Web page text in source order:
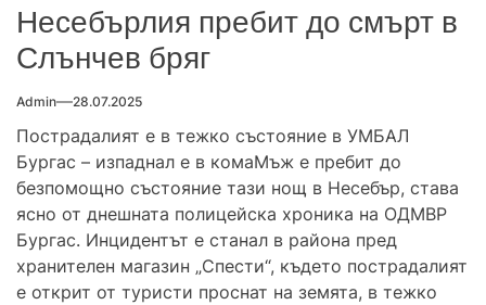
Несебърлия пребит до смърт в
Слънчев бряг
Admin 28.07.2025
Пострадалият е в тежко състояние в УМБАЛ
Бургас – изпаднал е в комаМъж е пребит до
безпомощно състояние тази нощ в Несебър, става
ясно от днешната полицейска хроника на ОДМВР
Бургас. Инцидентът е станал в района пред
хранителен магазин „Спести“, където пострадалият
е открит от туристи проснат на земята, в тежко